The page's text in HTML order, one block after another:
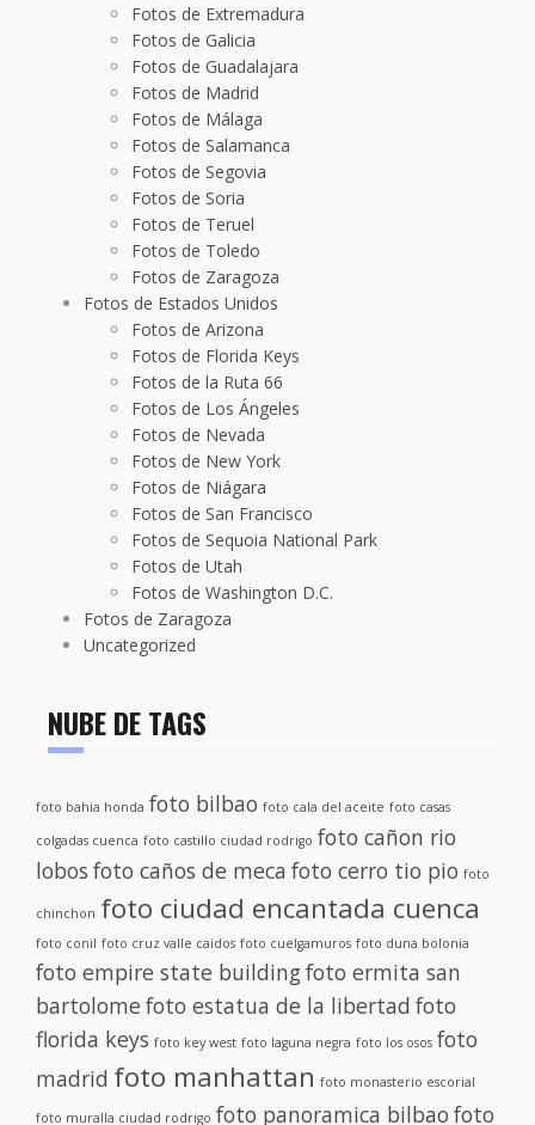
Fotos de Extremadura
Fotos de Galicia
Fotos de Guadalajara
Fotos de Madrid
Fotos de Málaga
Fotos de Salamanca
Fotos de Segovia
Fotos de Soria
Fotos de Teruel
Fotos de Toledo
Fotos de Zaragoza
Fotos de Estados Unidos
Fotos de Arizona
Fotos de Florida Keys
Fotos de la Ruta 66
Fotos de Los Ángeles
Fotos de Nevada
Fotos de New York
Fotos de Niágara
Fotos de San Francisco
Fotos de Sequoia National Park
Fotos de Utah
Fotos de Washington D.C.
Fotos de Zaragoza
Uncategorized
NUBE DE TAGS
foto bahia honda foto bilbao foto cala del aceite foto casas
colgadas cuenca foto castillo ciudad rodrigo foto cañon rio
lobos foto caños de meca foto cerro tio pio foto
chinchon foto ciudad encantada cuenca
foto conil foto cruz valle caidos foto cuelgamuros foto duna bolonia
foto empire state buildingfoto ermita san
bartolomefoto estatua de la libertad foto
florida keys foto key west foto laguna negra foto los osos foto
madrid foto manhattan foto monasterio escorial
foto muralla ciudad rodrigo foto panoramica bilbao foto